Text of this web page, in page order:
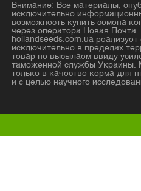
Внимание: Все материалы,
исключительно
возможность купить семена
через оператора Новая
hollandseeds.com.ua
исключительно в пределах
товар не высылаем ввиду
таможенной службы Украины.
только в качестве корма для
и с целью научного